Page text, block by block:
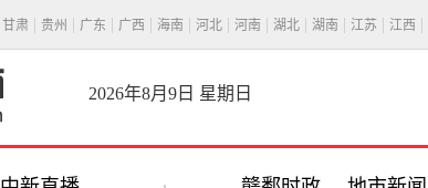
甘肃 贵州 广东 广西 海南 河北 河南 湖北 湖南 江苏 江西
2026年8月9日 星期日